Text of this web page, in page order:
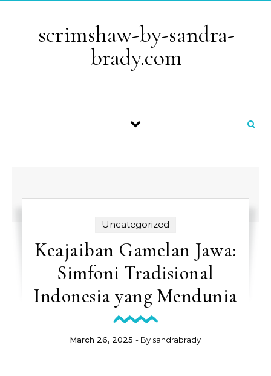
scrimshaw-by-sandra-
brady.com
Uncategorized
Keajaiban Gamelan Jawa:
Simfoni Tradisional
Indonesia yang Mendunia
March 26, 2025 - By sandrabrady